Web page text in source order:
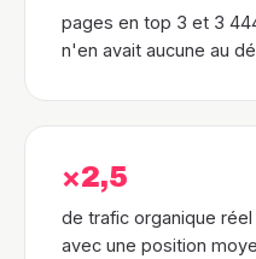
pages en top 3 et 3
n'en avait aucune au
×2,5
de trafic organique réel
avec une position